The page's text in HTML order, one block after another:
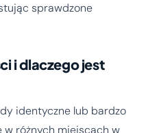
sprawdzone
i dlaczego jest
identyczne lub bardzo